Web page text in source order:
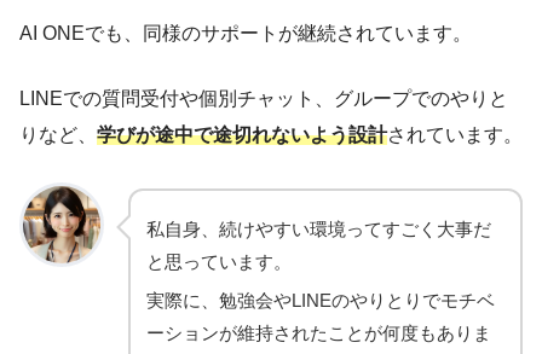
AI ONEでも、同様のサポートが継続されています。
LINEでの質問受付や個別チャット、グループでのやりと
りなど、 学びが途中で途切れないよう設計されています。
私自身、続けやすい環境ってすごく大事だ
と思っています。
実際に、勉強会やLINEのやりとりでモチベ
ーションが維持されたことが何度もありま